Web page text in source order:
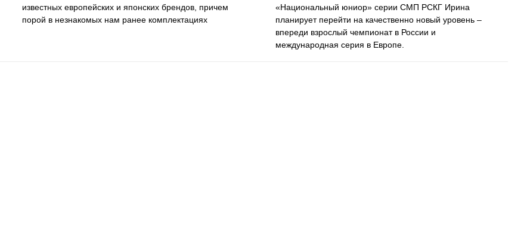
известных европейских и японских брендов, причем
порой в незнакомых нам ранее комплектациях
«Национальный юниор» серии СМП РСКГ Ирина
планирует перейти на качественно новый уровень –
впереди взрослый чемпионат в России и
международная серия в Европе.